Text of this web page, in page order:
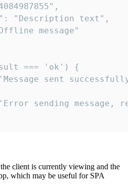
"Description text",
message"
=== 'ok') {
sent
sending message,
client is currently viewing and the
which may be useful for SPA